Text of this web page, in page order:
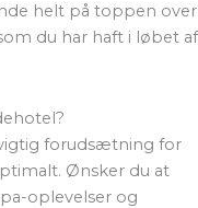
helt på toppen over
du har haft i løbet af
forudsætning for
Ønsker du at
oplevelser og